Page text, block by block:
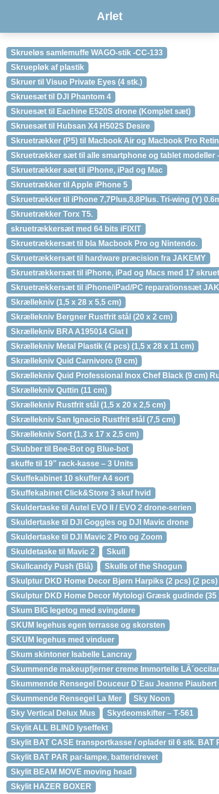
Arlet
Skrueløs samlemuffe WAGO-stik -CC-133
Skruepløk af plastik
Skruer til Visuo Private Eyes (4 stk.)
Skruesæt til DJI Phantom 4
Skruesæt til Eachine E520S drone (Komplet sæt)
Skruesæt til Hubsan X4 H502S Desire
Skruetrækker (P5) til Macbook Air og Macbook Pro
Skruetrækker sæt til alle smartphone og tablet modeller
Skruetrækker sæt til iPhone, iPad og Mac
Skruetrækker til Apple iPhone 5
Skruetrækker til iPhone 7,7Plus,8,8Plus. Tri-wing (Y)
Skruetrækker Torx T5.
skruetrækkersæt med 64 bits iFIXIT
Skruetrækkersæt til bla Macbook Pro og Nintendo.
Skruetrækkersæt til hardware præcision fra JAKEMY
Skruetrækkersæt til iPhone, iPad og Macs med 17
Skruetrækkersæt til iPhone/iPad/PC reparationssæt
Skrællekniv (1,5 x 28 x 5,5 cm)
Skrællekniv Bergner Rustfrit stål (20 x 2 cm)
Skrællekniv BRA A195014 Glat I
Skrællekniv Metal Plastik (4 pcs) (1,5 x 28 x 11 cm)
Skrællekniv Quid Carnivoro (9 cm)
Skrællekniv Quid Professional Inox Chef Black (9 cm)
Skrællekniv Quttin (11 cm)
Skrællekniv Rustfrit stål (1,5 x 20 x 2,5 cm)
Skrællekniv San Ignacio Rustfrit stål (7,5 cm)
Skrællekniv Sort (1,3 x 17 x 2,5 cm)
Skubber til Bee-Bot og Blue-bot
skuffe til 19” rack-kasse – 3 Units
Skuffekabinet 10 skuffer A4 sort
Skuffekabinet Click&Store 3 skuf hvid
Skuldertaske til Autel EVO II / EVO 2 drone-serien
Skuldertaske til DJI Goggles og DJI Mavic drone
Skuldertaske til DJI Mavic 2 Pro og Zoom
Skuldetaske til Mavic 2
Skull
Skullcandy Push (Blå)
Skulls of the Shogun
Skulptur DKD Home Decor Bjørn Harpiks (2 pcs) (2 pcs)
Skulptur DKD Home Decor Mytologi Græsk gudinde (35
Skum BIG legetog med svingdøre
SKUM legehus egen terrasse og skorsten
SKUM legehus med vinduer
Skum skintoner Isabelle Lancray
Skummende makeupfjerner creme Immortelle
Skummende Rensegel Douceur D`Eau Jeanne Piaubert
Skummende Rensegel La Mer
Sky Noon
Sky Vertical Delux Mus
Skydeomskifter – T-561
Skylit ALL BLIND lyseffekt
Skylit BAT CASE transportkasse / oplader til 6 stk. BAT
Skylit BAT PAR par-lampe, batteridrevet
Skylit BEAM MOVE moving head
Skylit HAZER BOXER